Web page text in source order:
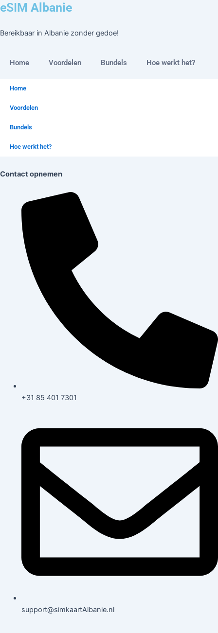
eSIM Albanie
Bereikbaar in Albanie zonder gedoe!
Home Voordelen Bundels Hoe werkt het?
Home
Voordelen
Bundels
Hoe werkt het?
Contact opnemen
+31 85 401 7301
support@simkaartAlbanie.nl